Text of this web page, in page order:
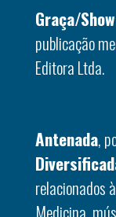
Graça/
publicação
Editora Ltda.
Antenada,
relacionados
Medicina,